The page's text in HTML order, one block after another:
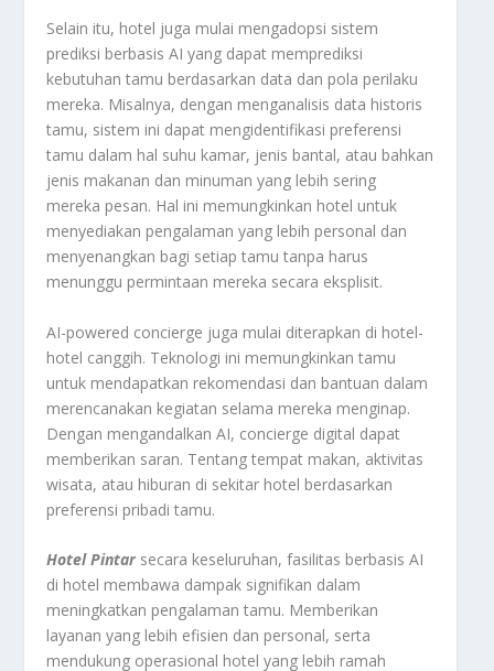
Selain itu, hotel juga mulai mengadopsi sistem
prediksi berbasis AI yang dapat memprediksi
kebutuhan tamu berdasarkan data dan pola perilaku
mereka. Misalnya, dengan menganalisis data historis
tamu, sistem ini dapat mengidentifikasi preferensi
tamu dalam hal suhu kamar, jenis bantal, atau bahkan
jenis makanan dan minuman yang lebih sering
mereka pesan. Hal ini memungkinkan hotel untuk
menyediakan pengalaman yang lebih personal dan
menyenangkan bagi setiap tamu tanpa harus
menunggu permintaan mereka secara eksplisit.
AI-powered concierge juga mulai diterapkan di hotel-
hotel canggih. Teknologi ini memungkinkan tamu
untuk mendapatkan rekomendasi dan bantuan dalam
merencanakan kegiatan selama mereka menginap.
Dengan mengandalkan AI, concierge digital dapat
memberikan saran. Tentang tempat makan, aktivitas
wisata, atau hiburan di sekitar hotel berdasarkan
preferensi pribadi tamu.
Hotel Pintarsecara keseluruhan, fasilitas berbasis AI
di hotel membawa dampak signifikan dalam
meningkatkan pengalaman tamu. Memberikan
layanan yang lebih efisien dan personal, serta
mendukung operasional hotel yang lebih ramah